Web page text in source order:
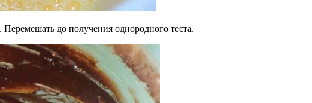
Перемешать до получения однородного теста.